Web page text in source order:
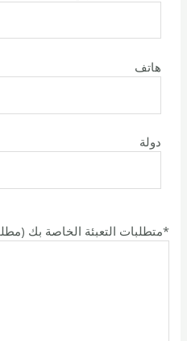
هاتف
دولة
(مطلوب) متطلبات التعبئة الخاصة بك*